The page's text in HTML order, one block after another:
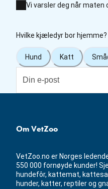
Vi varsler deg når maten
Hvilke kjæledyr bor hjemme?
Hund Katt
Om VetZoo
VetZoo.no er Norges
550 000 fornøyde kunder!
hundefôr, kattemat,
hunder, katter, reptiler og